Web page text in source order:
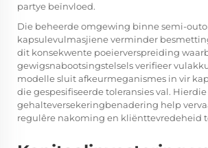
partye beïnvloed.
Die beheerde omgewing binne semi-
kapsulevulmasjiene verminder
dit konsekwente poeierverspreiding
gewigsnabootsingstelsels verifieer
modelle sluit afkeurmeganismes in vir
die gespesifiseerde toleransies val.
gehalteversekeringbenadering help
regulêre nakoming en kliënttevredeheid